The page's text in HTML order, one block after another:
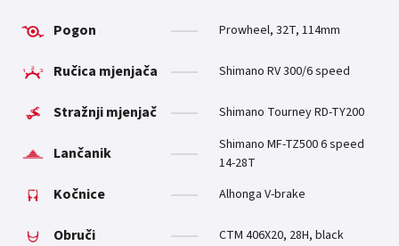
Pogon Prowheel, 32T, 114mm
Ručica mjenjača Shimano RV 300/6 speed
Stražnji mjenjač Shimano Tourney RD-TY200
Lančanik
Shimano MF-TZ500 6 speed
14-28T
Kočnice Alhonga V-brake
Obruči CTM 406X20, 28H, black